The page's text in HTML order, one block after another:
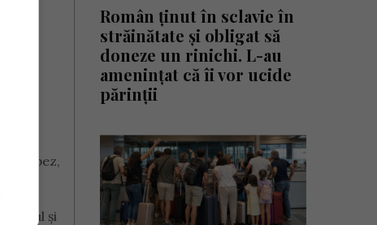
—
López,
ritmul și
Român ținut în sclavie în
străinătate și obligat să
doneze un rinichi. L-au
amenințat că îi vor ucide
părinții